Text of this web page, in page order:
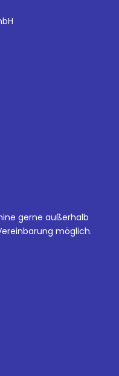
gerne außerhalb
möglich.